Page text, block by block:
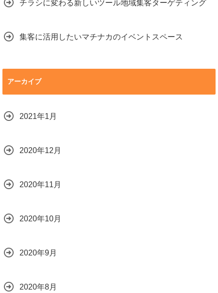
チラシに変わる新しいツール地域集客ターゲティング
集客に活用したいマチナカのイベントスペース
アーカイブ
2021年1月
2020年12月
2020年11月
2020年10月
2020年9月
2020年8月